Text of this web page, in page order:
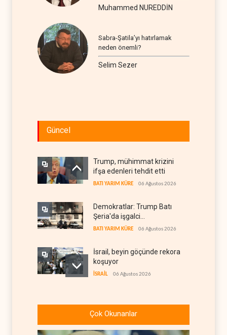
Muhammed NUREDDİN
Sabra-Şatila’yı hatırlamak
neden önemli?
Selim Sezer
Güncel
Trump, mühimmat krizini
ifşa edenleri tehdit etti
BATI YARIM KÜRE 06 Ağustos 2026
Demokratlar: Trump Batı
Şeria'da işgalci
yerleşimcilere cezasızlık
BATI YARIM KÜRE 06 Ağustos 2026
İsrail, beyin göçünde rekora
koşuyor
İSRAİL 06 Ağustos 2026
Ukrayna'daki İHA
teknolojisinin peşine düştü
Çok Okunanlar